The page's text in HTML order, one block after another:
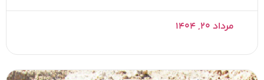
مرداد ۲۰, ۱۴۰۴